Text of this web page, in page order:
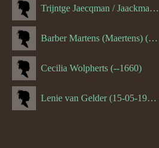
Trijntge Jaecqman / Jaackman (--1651)
Barber Martens (Maertens) (--1658)
Cecilia Wolpherts (--1660)
Lenie van Gelder (15-05-1970)